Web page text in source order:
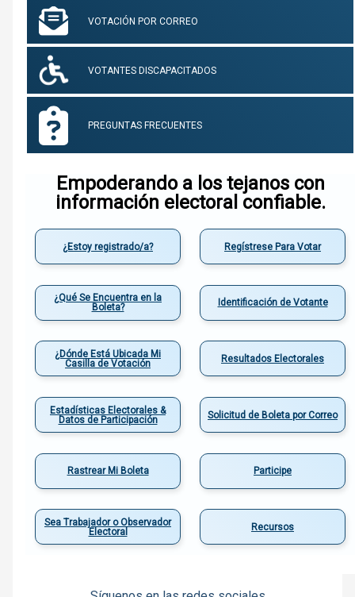
VOTACIÓN POR CORREO
VOTANTES DISCAPACITADOS
PREGUNTAS FRECUENTES
Empoderando a los tejanos con
información electoral confiable.
¿Estoy registrado/a? Regístrese Para Votar
¿Qué Se Encuentra en la
Boleta?
Identificación de Votante
¿Dónde Está Ubicada Mi
Casilla de Votación
Resultados Electorales
Estadísticas Electorales &
Datos de Participación
Solicitud de Boleta por Correo
Rastrear Mi Boleta Participe
Sea Trabajador o Observador
Electoral
Recursos